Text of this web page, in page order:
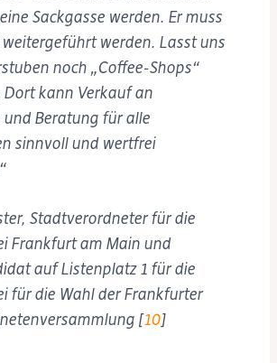
Sackgasse werden. Er muss
werden. Lasst uns
noch „Coffee-Shops“
kann Verkauf an
und Beratung für alle
sinnvoll und wertfrei
Stadtverordneter für die
Frankfurt am Main und
auf Listenplatz 1 für die
für die Wahl der Frankfurter
[10]